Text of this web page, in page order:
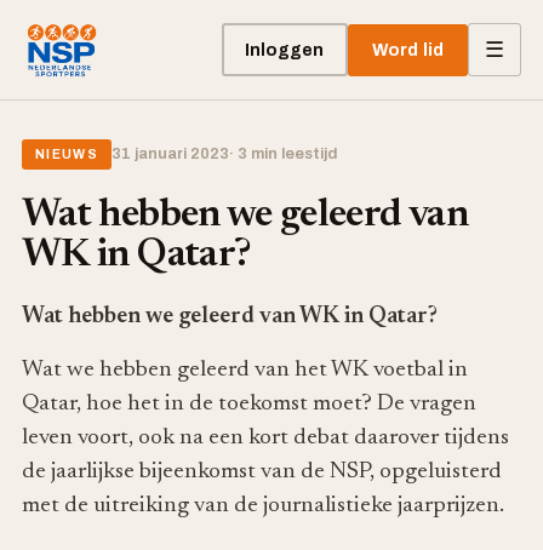
Inloggen Word lid ☰
NIEUWS 31 januari 2023· 3 min leestijd
Wat hebben we geleerd van
WK in Qatar?
Wat hebben we geleerd van WK in Qatar?
Wat we hebben geleerd van het WK voetbal in
Qatar, hoe het in de toekomst moet? De vragen
leven voort, ook na een kort debat daarover tijdens
de jaarlijkse bijeenkomst van de NSP, opgeluisterd
met de uitreiking van de journalistieke jaarprijzen.